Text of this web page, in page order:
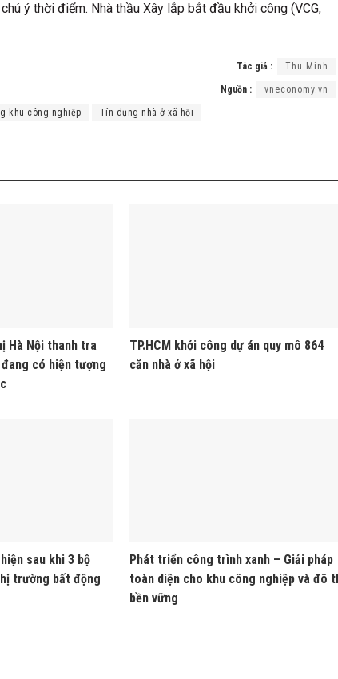
ý thời điểm. Nhà thầu Xây lắp bắt đầu khởi công (VCG,
Tác giả : Thu Minh
Nguồn : vneconomy.vn
khu công nghiệp Tín dụng nhà ở xã hội
Hà Nội thanh tra
có hiện tượng
TP.HCM khởi công dự án quy mô 864
căn nhà ở xã hội
sau khi 3 bộ
trường bất động
Phát triển công trình xanh – Giải pháp
toàn diện cho khu công nghiệp và đô thị
bền vững